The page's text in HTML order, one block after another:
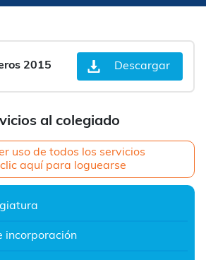
al colegiado
uso de todos los servicios
aquí para loguearse
incorporación
2015 Descargar